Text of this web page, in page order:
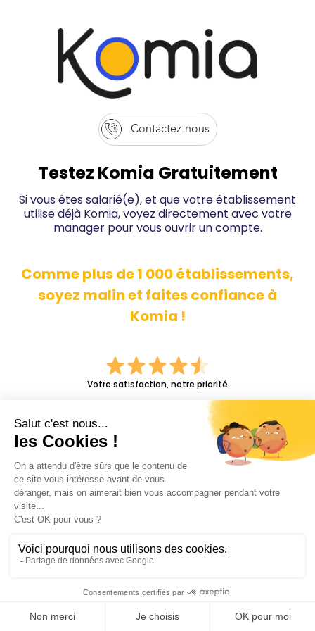
Contactez-nous
Testez Komia Gratuitement
Si vous êtes salarié(e), et que votre établissement
utilise déjà Komia, voyez directement avec votre
manager pour vous ouvrir un compte.
Comme plus de 1 000 établissements,
soyez malin et faites confiance à
Komia !
Votre satisfaction, notre priorité